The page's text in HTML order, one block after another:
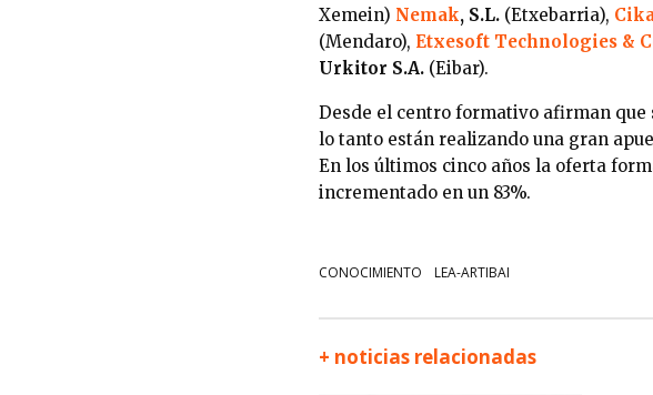
Xemein) Nemak, S.L. (Etxebarria),
(Mendaro), Etxesoft Technologies &
Urkitor S.A. (Eibar).
Desde el centro formativo afirman
lo tanto están realizando una gran
En los últimos cinco años la oferta
incrementado en un 83%.
CONOCIMIENTO LEA-ARTIBAI
+ noticias relacionadas